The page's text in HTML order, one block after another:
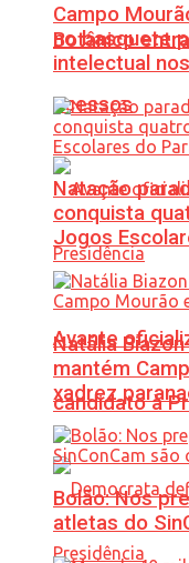
Botânico
acessos
Avante
candidato à
Campo
no basquete
intelectual
Natação
conquista
Jogos
Natália
mantém
xadrez
Bolão: Nos
atletas do